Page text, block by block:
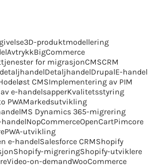
3D-produktmodellering
AvtrykkBigCommerce
for migrasjonCMSCRM
DetaljhandelDrupalE-handel
CMSImplementering av PIM
e-handelsapperKvalitetsstyring
PWAMarkedsutvikling
MS Dynamics 365-migrering
NopCommerceOpenCartPimcore
PWA-utvikling
e-handelSalesforce CRMShopify
Shopify-migreringShopify-utviklere
Video-on-demandWooCommerce